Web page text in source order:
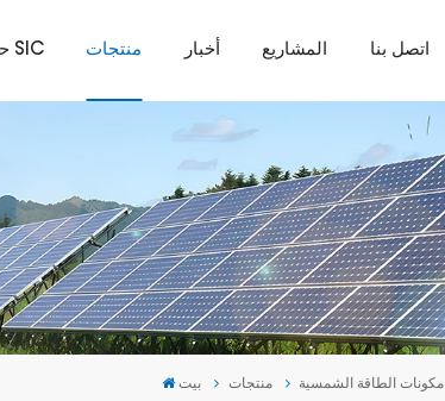
حول SIC منتجات أخبار المشاريع اتصل بنا
بيت منتجات مكونات الطاقة الشمسية